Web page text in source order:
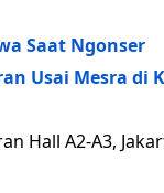
Saat Ngonser
Usai Mesra di
Hall A2-A3,